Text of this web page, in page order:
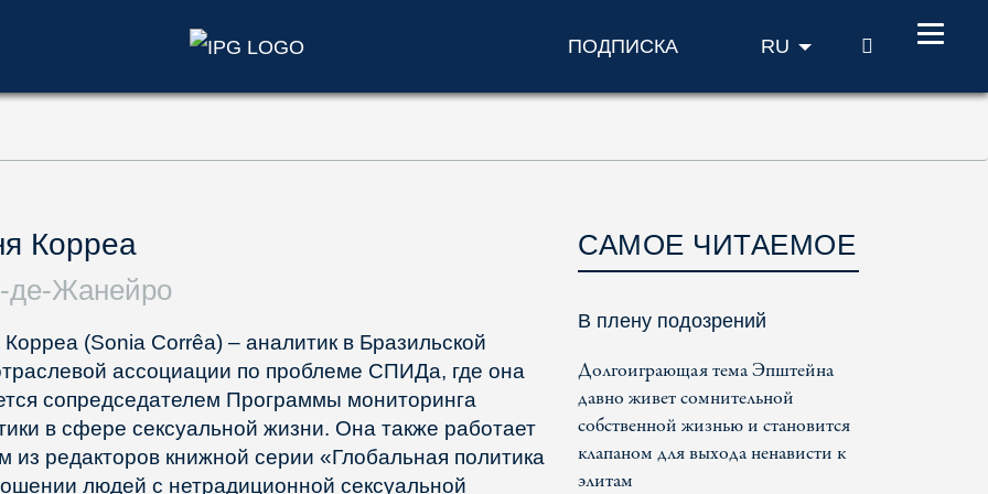
ПОДПИСКА RU ПОИСК
Корреа
де-Жанейро
(Sonia Corrêa) – аналитик в Бразильской
ассоциации по проблеме СПИДа, где она
сопредседателем Программы мониторинга
в сфере сексуальной жизни. Она также работает
из редакторов книжной серии «Глобальная политика
людей с нетрадиционной сексуальной
САМОЕ ЧИТАЕМОЕ
В плену подозрений
Долгоиграющая тема Эпштейна
давно живет сомнительной
собственной жизнью и становится
клапаном для выхода ненависти к
элитам